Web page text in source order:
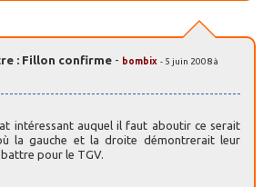
: Fillon confirme - bombix - 5 juin 2008 à
intéressant auquel il faut aboutir ce serait
la gauche et la droite démontrerait leur
pour le TGV.